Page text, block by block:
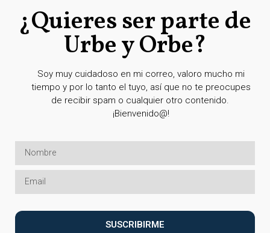
¿Quieres ser parte de
Urbe y Orbe?
Soy muy cuidadoso en mi correo, valoro mucho mi
tiempo y por lo tanto el tuyo, así que no te preocupes
de recibir spam o cualquier otro contenido.
¡Bienvenido@!
SUSCRIBIRME